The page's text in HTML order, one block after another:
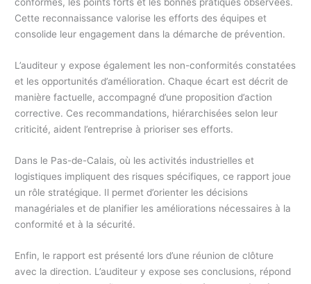
Cette reconnaissance valorise les efforts des équipes et
consolide leur engagement dans la démarche de prévention.
L’auditeur y expose également les non-conformités constatées
et les opportunités d’amélioration. Chaque écart est décrit de
manière factuelle, accompagné d’une proposition d’action
corrective. Ces recommandations, hiérarchisées selon leur
criticité, aident l’entreprise à prioriser ses efforts.
Dans le Pas-de-Calais, où les activités industrielles et
logistiques impliquent des risques spécifiques, ce rapport joue
un rôle stratégique. Il permet d’orienter les décisions
managériales et de planifier les améliorations nécessaires à la
conformité et à la sécurité.
Enfin, le rapport est présenté lors d’une réunion de clôture
avec la direction. L’auditeur y expose ses conclusions, répond